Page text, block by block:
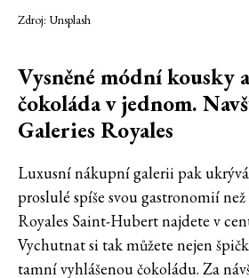
Zdroj: Unsplash
Vysněné módní kousky
čokoláda v jednom.
Galeries Royales
Luxusní nákupní galerii pak
proslulé spíše svou gastronomií
Royales Saint-Hubert najdete v
Vychutnat si tak můžete nejen
tamní vyhlášenou čokoládu. Za